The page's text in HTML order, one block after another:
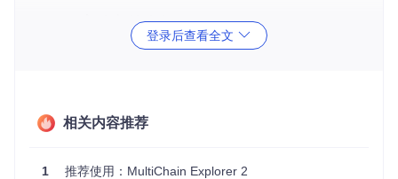
2. 项目启动文件介绍
安装命令:
登录后查看全文
相关内容推荐
1 推荐使用：MultiChain Explorer 2